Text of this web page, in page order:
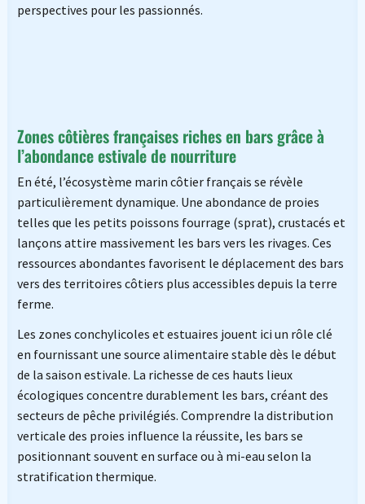
perspectives pour les passionnés.
Zones côtières françaises riches en bars grâce à
l’abondance estivale de nourriture
En été, l’écosystème marin côtier français se révèle
particulièrement dynamique. Une abondance de proies
telles que les petits poissons fourrage (sprat), crustacés et
lançons attire massivement les bars vers les rivages. Ces
ressources abondantes favorisent le déplacement des bars
vers des territoires côtiers plus accessibles depuis la terre
ferme.
Les zones conchylicoles et estuaires jouent ici un rôle clé
en fournissant une source alimentaire stable dès le début
de la saison estivale. La richesse de ces hauts lieux
écologiques concentre durablement les bars, créant des
secteurs de pêche privilégiés. Comprendre la distribution
verticale des proies influence la réussite, les bars se
positionnant souvent en surface ou à mi-eau selon la
stratification thermique.